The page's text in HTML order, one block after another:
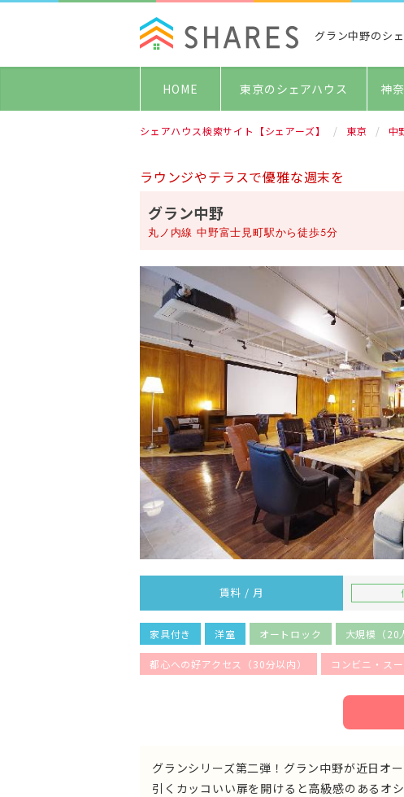
グラン中野のシ
HOME 東京のシェアハウス 神
シェアハウス検索サイト【シェアーズ】 東京 中
ラウンジやテラスで優雅な週末を
グラン中野
丸ノ内線 中野富士見町駅から徒歩5分
賃料 / 月
家具付き 洋室 オートロック 大規模（20
都心への好アクセス（30分以内） コンビニ・ス
グランシリーズ第二弾！グラン中野が近日オ
引くカッコいい扉を開けると高級感のあるオ